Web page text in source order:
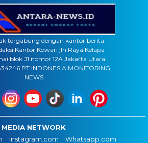
tergabung dengan kantor berita
Kowari jln Raya Kelapa
blok J1 nomor 12A Jakarta Utara
PT INDONESIA MONITORING
NEWS
MEDIA NETWORK
Instagram.com
Whatsapp.com